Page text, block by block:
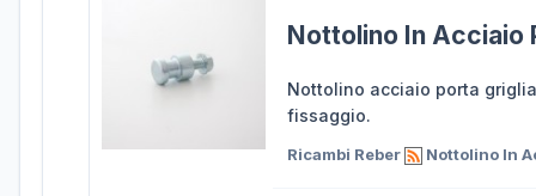
Nottolino In Acciaio
Nottolino acciaio porta
fissaggio.
Ricambi Reber Nottolino In